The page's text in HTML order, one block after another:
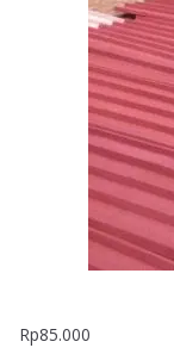
Rp85.000